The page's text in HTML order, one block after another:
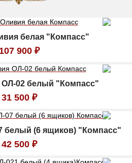
белая "Компасс"
107 900 ₽
02 белый "Компасс"
31 500 ₽
белый (6 ящиков) "Компасс"
42 500 ₽